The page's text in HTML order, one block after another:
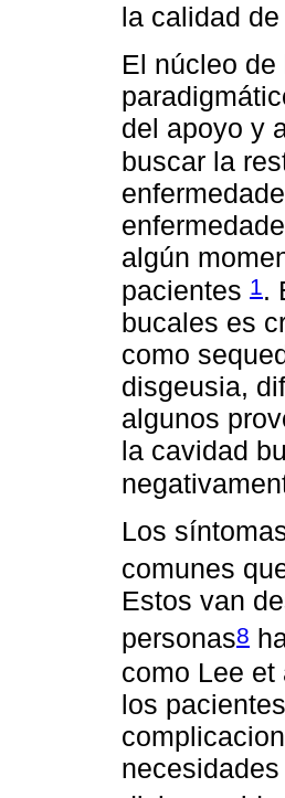
la calidad
El núcleo
del apoyo y
buscar la
algún
pacientes 1.
bucales es
como
disgeusia,
algunos
la cavidad
Los
comunes
Estos van
personas8
como Lee et
los